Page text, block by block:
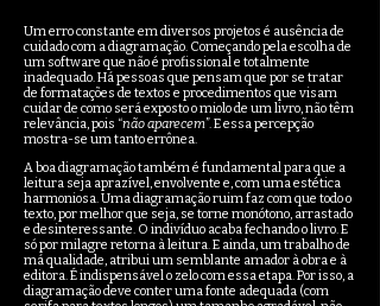
Um erro constante em diversos projetos é ausência de
cuidado com a diagramação. Começando pela escolha de
um software que não é profissional e totalmente
inadequado. Há pessoas que pensam que por se tratar
de formatações de textos e procedimentos que visam
cuidar de como será exposto o miolo de um livro, não têm
relevância, pois “não aparecem”. E essa percepção
mostra-se um tanto errônea.
A boa diagramação também é fundamental para que a
leitura seja aprazível, envolvente e, com uma estética
harmoniosa. Uma diagramação ruim faz com que todo o
texto, por melhor que seja, se torne monótono, arrastado
e desinteressante. O indivíduo acaba fechando o livro. E
só por milagre retorna à leitura. E ainda, um trabalho de
má qualidade, atribui um semblante amador à obra e à
editora. É indispensável o zelo com essa etapa. Por isso, a
diagramação deve conter uma fonte adequada (com